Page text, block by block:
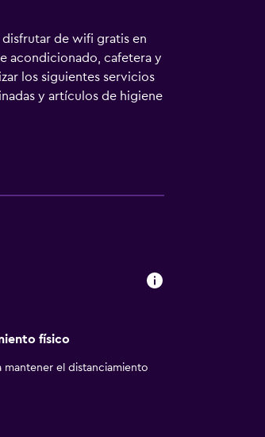
de wifi gratis en
acondicionado, cafetera y
los siguientes servicios
y artículos de higiene
personas de negocios
de limpieza todos los
físico
mantener el distanciamiento